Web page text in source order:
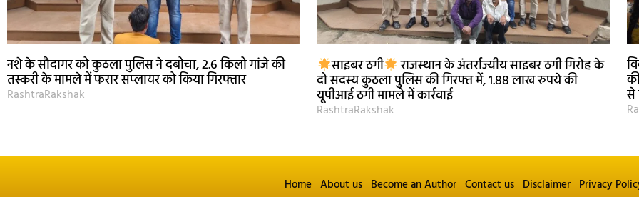
नशे के सौदागर को कुठला पुलिस ने दबोचा, 2.6 किलो गांजे की
तस्करी के मामले में फरार सप्लायर को किया गिरफ्तार
RashtraRakshak
साइबर ठगी राजस्थान के अंतर्राज्यीय साइबर ठगी गिरोह के
दो सदस्य कुठला पुलिस की गिरफ्त में, 1.88 लाख रुपये की
यूपीआई ठगी मामले में कार्रवाई
RashtraRakshak
से
Home About us Become an Author Contact us Disclaimer Privacy